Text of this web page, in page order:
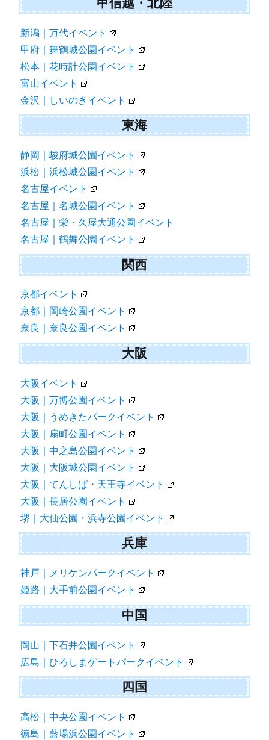
新潟｜万代イベント
甲府｜舞鶴城公園イベント
松本｜花時計公園イベント
富山イベント
金沢｜しいのきイベント
東海
静岡｜駿府城公園イベント
浜松｜浜松城公園イベント
名古屋イベント
名古屋｜名城公園イベント
名古屋｜栄・久屋大通公園イベント
名古屋｜鶴舞公園イベント
関西
京都イベント
京都｜岡崎公園イベント
奈良｜奈良公園イベント
大阪
大阪イベント
大阪｜万博公園イベント
大阪｜うめきたパークイベント
大阪｜扇町公園イベント
大阪｜中之島公園イベント
大阪｜大阪城公園イベント
大阪｜てんしば・天王寺イベント
大阪｜長居公園イベント
堺｜大仙公園・浜寺公園イベント
兵庫
神戸｜メリケンパークイベント
姫路｜大手前公園イベント
中国
岡山｜下石井公園イベント
広島｜ひろしまゲートパークイベント
四国
高松｜中央公園イベント
徳島｜藍場浜公園イベント